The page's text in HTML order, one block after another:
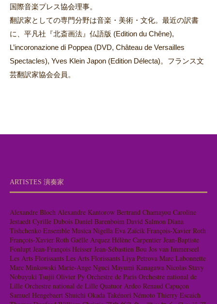
国際音楽プレス協会理事。
翻訳家としての専門分野は音楽・美術・文化。最近の訳書
に、平凡社『北斎画法』仏語版 (Edition du Chêne),
L’incoronazione di Poppea (DVD, Château de Versailles
Spectacles), Yves Klein Japon (Edition Délecta)。フランス文
芸翻訳家協会会員。
ARTISTES 演奏家
Alexandre Bloch Alexandre Kantorow Bertrand Chamayou Caroline
Jestaedt Cyrille Dubois Daniel Barenboim David Salmon Diana
Tishchenko Ensemble Musica Nigella Eva Zaïcik François-Xavier Roth
François-Xavier Roth Gaëlle Arquez Hélène Carpentier Jean-Baptiste
Fonlupt Jean-François Heisser Jean-Sébastien Bou Jos van Immerseel
Les Arts Florissants Les Arts Florissants Liya Petrova Marc Labonnette
Marc Minkowski Marie-Ange Nguci Mayumi Kanagawa Nicolas Stavy
Nobuyuki Tsujii Olivier Py Orchestre de Paris Orchestre national de
Lille Orchestre national de Lille Quatuor Ardeo Renaud Capuçon
Samuel Hengebaert Shuichi Okada Takénori Némoto Thierry Escaich